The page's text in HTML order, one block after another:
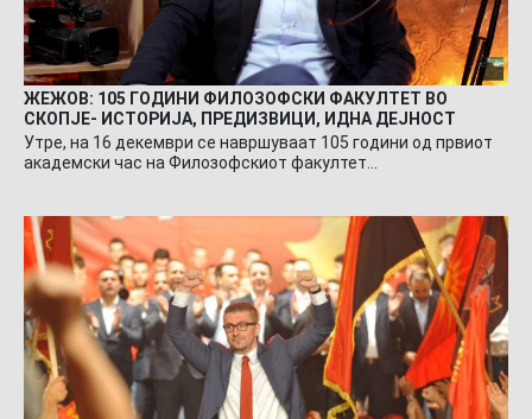
ЖЕЖОВ: 105 ГОДИНИ ФИЛОЗОФСКИ ФАКУЛТЕТ ВО
СКОПЈЕ- ИСТОРИЈА, ПРЕДИЗВИЦИ, ИДНА ДЕЈНОСТ
Утре, на 16 декември се навршуваат 105 години од првиот
академски час на Филозофскиот факултет…